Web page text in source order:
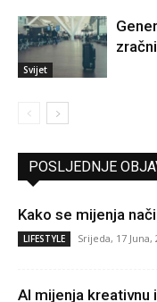
Svijet
POSLJEDNJE
Kako se mijenja
LIFESTYLE Srijeda, 17 Juna,
AI mijenja kreativnu